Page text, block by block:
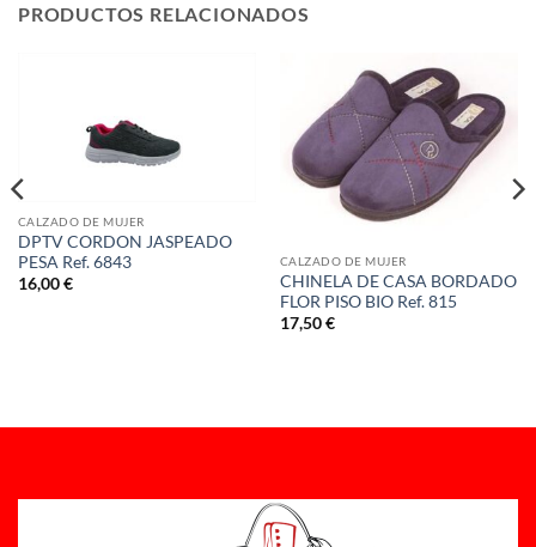
PRODUCTOS RELACIONADOS
CALZADO DE MUJER
DPTV CORDON JASPEADO
PESA Ref. 6843
16,00€
CALZADO DE MUJER
CHINELA DE CASA BORDADO
FLOR PISO BIO Ref. 815
17,50€